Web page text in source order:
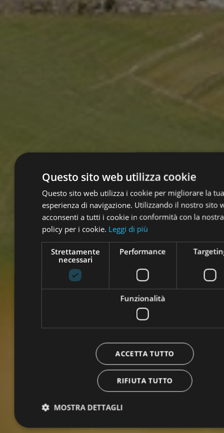
Questo sito web utilizza cookie
Questo sito web utilizza i cookie per migliorare la tua
esperienza di navigazione. Utilizzando il nostro sito
acconsenti a tutti i cookie in conformità con la nostra
policy per i cookie. Leggi di più
Strettamente
necessari
Performance
Funzionalità
ACCETTA TUTTO
RIFIUTA TUTTO
MOSTRA DETTAGLI